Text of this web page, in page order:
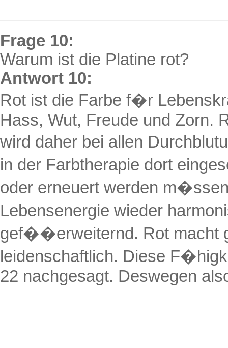
Frage 10:
Warum ist die Platine rot?
Antwort 10:
Rot ist die Farbe f�r
Hass, Wut, Freude und Zorn.
wird daher bei allen
in der Farbtherapie dort
oder erneuert werden
Lebensenergie wieder
gef��erweiternd. Rot macht
leidenschaftlich. Diese
22 nachgesagt. Deswegen